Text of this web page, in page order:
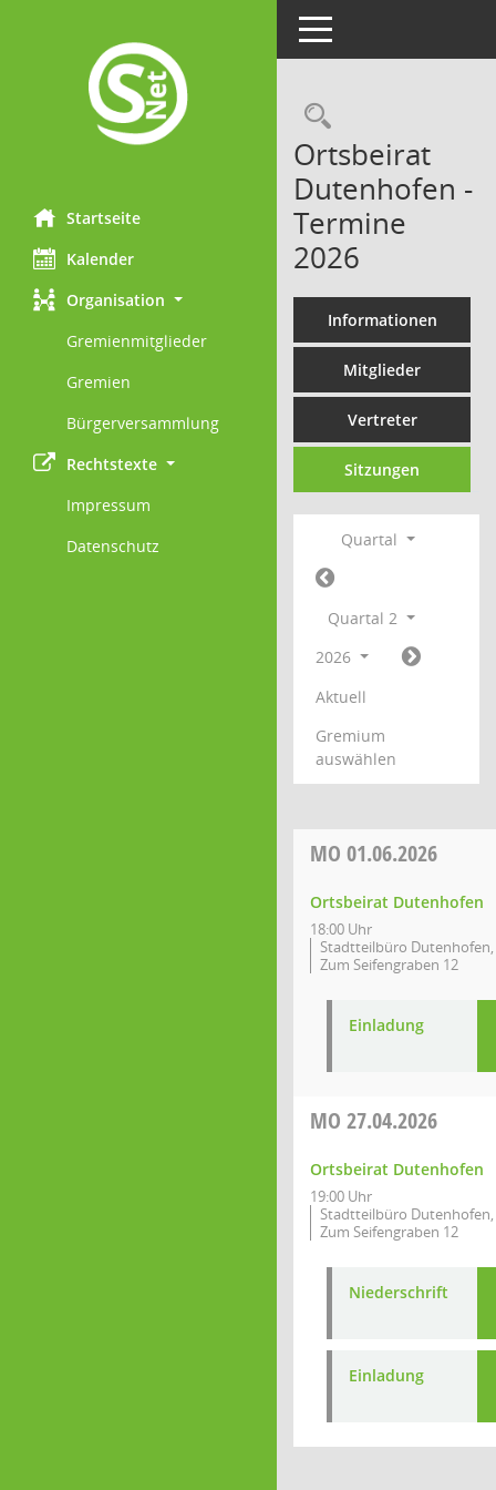
Startseite
Kalender
Organisation
Gremienmitglieder
Gremien
Bürgerversammlung
Rechtstexte
Impressum
Datenschutz
Toggle navigation
Ortsbeirat
Dutenhofen -
Termine
2026
Informationen
Mitglieder
Vertreter
Sitzungen
Quartal
Quartal 2
2026
Aktuell
Gremium
auswählen
MO 01.06.2026
Ortsbeirat Dutenhofen
18:00 Uhr
Stadtteilbüro Dutenhofen,
Zum Seifengraben 12
Einladung
MO 27.04.2026
Ortsbeirat Dutenhofen
19:00 Uhr
Stadtteilbüro Dutenhofen,
Zum Seifengraben 12
Niederschrift
Einladung